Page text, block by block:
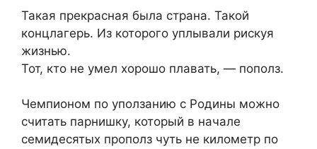
Такая прекрасная была страна. Такой
концлагерь. Из которого уплывали рискуя
жизнью.
Тот, кто не умел хорошо плавать, — пополз.
Чемпионом по уползанию с Родины можно
считать парнишку, который в начале
семидесятых прополз чуть не километр по